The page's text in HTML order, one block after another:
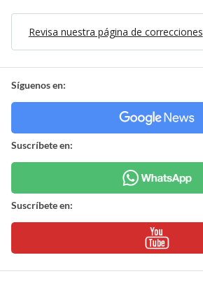
Revisa nuestra página de correcciones
Síguenos en:
Suscríbete en:
Suscríbete en: